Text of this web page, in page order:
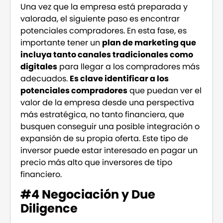
Una vez que la empresa está preparada y
valorada, el siguiente paso es encontrar
potenciales compradores. En esta fase, es
importante tener un plan de marketing que
incluya tanto canales tradicionales como
digitales para llegar a los compradores más
adecuados. Es clave identificar a los
potenciales compradoresque puedan ver el
valor de la empresa desde una perspectiva
más estratégica, no tanto financiera, que
busquen conseguir una posible integración o
expansión de su propia oferta. Este tipo de
inversor puede estar interesado en pagar un
precio más alto que inversores de tipo
financiero.
#4 Negociación y Due
Diligence